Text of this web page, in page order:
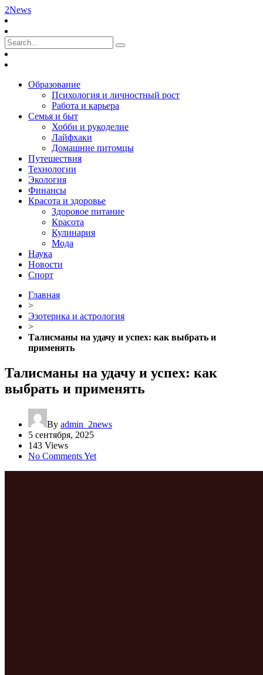
2News
Образование
Психология и личностный рост
Работа и карьера
Семья и быт
Хобби и рукоделие
Лайфхаки
Домашние питомцы
Путешествия
Технологии
Экология
Финансы
Красота и здоровье
Здоровое питание
Красота
Кулинария
Мода
Наука
Новости
Спорт
Главная
>
Эзотерика и астрология
>
Талисманы на удачу и успех: как выбрать и
применять
Талисманы на удачу и успех: как
выбрать и применять
By admin_2news
5 сентября, 2025
143 Views
No Comments Yet